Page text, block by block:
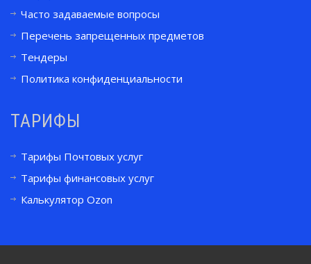
Часто задаваемые вопросы
Перечень запрещенных предметов
Тендеры
Политика конфиденциальности
ТАРИФЫ
Тарифы Почтовых услуг
Тарифы финансовых услуг
Калькулятор Ozon